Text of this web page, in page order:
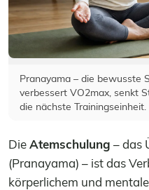
Pranayama – die bewusste
verbessert VO2max, senkt
die nächste Trainingseinheit.
DieAtemschulung – das
(Pranayama) – ist das
körperlichem und